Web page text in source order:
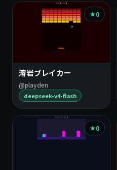
0
溶岩ブレイカー
@playden
deepseek-v4-flash
0